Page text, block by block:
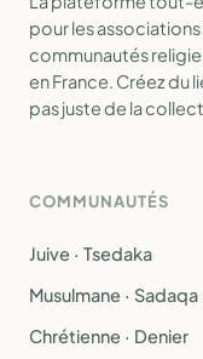
pour les associations
communautés
en France. Créez du
pas juste de la
COMMUNAUTÉS
Juive · Tsedaka
Musulmane · Sadaqa
Chrétienne · Denier